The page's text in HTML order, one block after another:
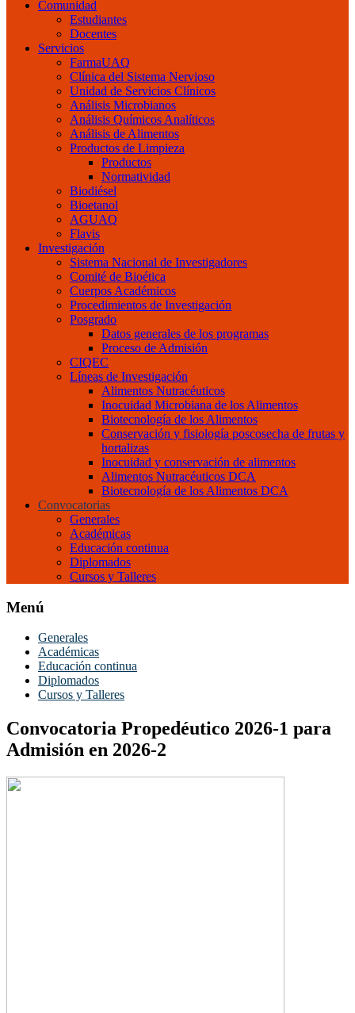
Comunidad
Estudiantes
Docentes
Servicios
FarmaUAQ
Clínica del Sistema Nervioso
Unidad de Servicios Clínicos
Análisis Microbianos
Análisis Químicos Analíticos
Análisis de Alimentos
Productos de Limpieza
Productos
Normatividad
Biodiésel
Bioetanol
AGUAQ
Flavis
Investigación
Sistema Nacional de Investigadores
Comité de Bioética
Cuerpos Académicos
Procedimientos de Investigación
Posgrado
Datos generales de los programas
Proceso de Admisión
CIQEC
Líneas de Investigación
Alimentos Nutracéuticos
Inocuidad Microbiana de los Alimentos
Biotecnología de los Alimentos
Conservación y fisiología poscosecha de frutas y
hortalizas
Inocuidad y conservación de alimentos
Alimentos Nutracéuticos DCA
Biotecnología de los Alimentos DCA
Convocatorias
Generales
Académicas
Educación continua
Diplomados
Cursos y Talleres
Menú
Generales
Académicas
Educación continua
Diplomados
Cursos y Talleres
Convocatoria Propedéutico 2026-1 para
Admisión en 2026-2